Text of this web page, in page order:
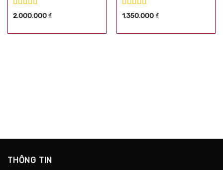
Được xếp
2.000.000₫
Được xếp
1.350.000₫
THÔNG TIN